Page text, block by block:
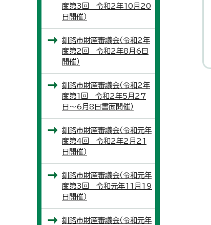
度第3回 令和2年10月20
日開催）
釧路市財産審議会（令和2年
度第2回 令和2年8月6日
開催）
釧路市財産審議会（令和2年
度第1回 令和2年5月27
日～6月8日書面開催）
釧路市財産審議会（令和元年
度第4回 令和2年2月21
日開催）
釧路市財産審議会（令和元年
度第3回 令和元年11月19
日開催）
釧路市財産審議会（令和元年